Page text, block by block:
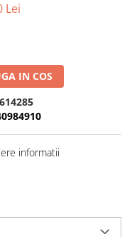
Lei
IN COS
informatii